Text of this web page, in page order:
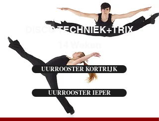
DISCO TECHNIEK+TRIX
UURROOSTER KORTRIJK
UURROOSTER IEPER